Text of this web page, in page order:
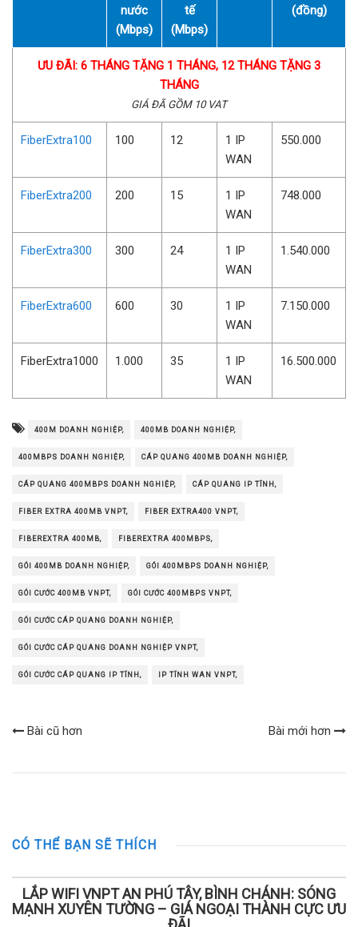
nước
(Mbps)
tế
(Mbps)
(đồng)
ƯU ĐÃI: 6 THÁNG TẶNG 1 THÁNG, 12 THÁNG TẶNG 3
THÁNG
GIÁ ĐÃ GỒM 10 VAT
FiberExtra100 100 12
1 IP
WAN
550.000
FiberExtra200 200 15
1 IP
WAN
748.000
FiberExtra300 300 24
1 IP
WAN
1.540.000
FiberExtra600 600 30
1 IP
WAN
7.150.000
FiberExtra1000 1.000 35
1 IP
WAN
16.500.000
400M DOANH NGHIỆP, 400MB DOANH NGHIỆP,
400MBPS DOANH NGHIỆP, CÁP QUANG 400MB DOANH NGHIỆP,
CÁP QUANG 400MBPS DOANH NGHIỆP, CÁP QUANG IP TĨNH,
FIBER EXTRA 400MB VNPT, FIBER EXTRA400 VNPT,
FIBEREXTRA 400MB, FIBEREXTRA 400MBPS,
GÓI 400MB DOANH NGHIỆP, GÓI 400MBPS DOANH NGHIỆP,
GÓI CƯỚC 400MB VNPT, GÓI CƯỚC 400MBPS VNPT,
GÓI CƯỚC CÁP QUANG DOANH NGHIỆP,
GÓI CƯỚC CÁP QUANG DOANH NGHIỆP VNPT,
GÓI CƯỚC CÁP QUANG IP TĨNH, IP TĨNH WAN VNPT,
Bài cũ hơn Bài mới hơn
CÓ THỂ BẠN SẼ THÍCH
LẮP WIFI VNPT AN PHÚ TÂY, BÌNH CHÁNH: SÓNG
MẠNH XUYÊN TƯỜNG – GIÁ NGOẠI THÀNH CỰC ƯU